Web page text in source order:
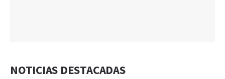
NOTICIAS DESTACADAS